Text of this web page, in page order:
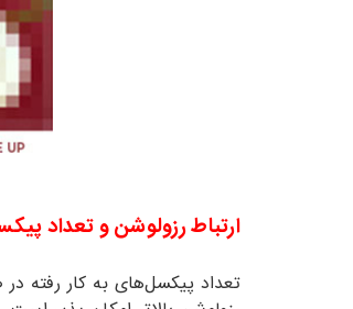
ارتباط رزولوشن و تعداد
تعداد پیکسل‌های به کار رفته